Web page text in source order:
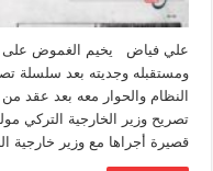
علي فياض يخيم الغموض على
ومستقبله وجديته بعد سلسلة
النظام والحوار معه بعد عقد من
تصريح وزير الخارجية التركي
قصيرة أجراها مع وزير خارجية